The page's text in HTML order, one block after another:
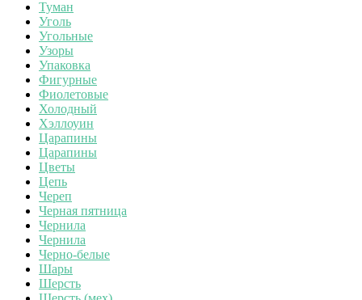
Туман
Уголь
Угольные
Узоры
Упаковка
Фигурные
Фиолетовые
Холодный
Хэллоуин
Царапины
Царапины
Цветы
Цепь
Череп
Черная пятница
Чернила
Чернила
Черно-белые
Шары
Шерсть